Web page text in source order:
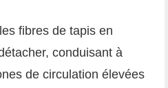
fibres de tapis en
conduisant à
de circulation élevées